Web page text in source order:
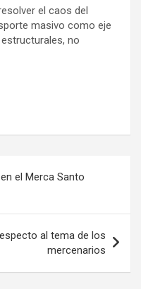
el caos del
masivo como eje
no
el Merca Santo
al tema de los
mercenarios